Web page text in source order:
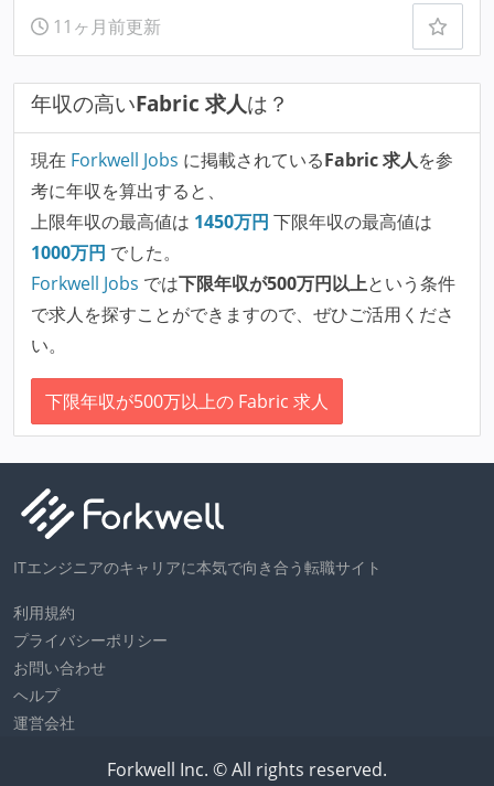
11ヶ月前更新
年収の高いFabric 求人は？
現在 Forkwell Jobs に掲載されているFabric 求人を参
考に年収を算出すると、
上限年収の最高値は 1450万円 下限年収の最高値は
1000万円 でした。
Forkwell Jobs では下限年収が500万円以上という条件
で求人を探すことができますので、ぜひご活用くださ
い。
下限年収が500万以上の Fabric 求人
ITエンジニアのキャリアに本気で向き合う転職サイト
利用規約
プライバシーポリシー
お問い合わせ
ヘルプ
運営会社
Forkwell Inc. © All rights reserved.